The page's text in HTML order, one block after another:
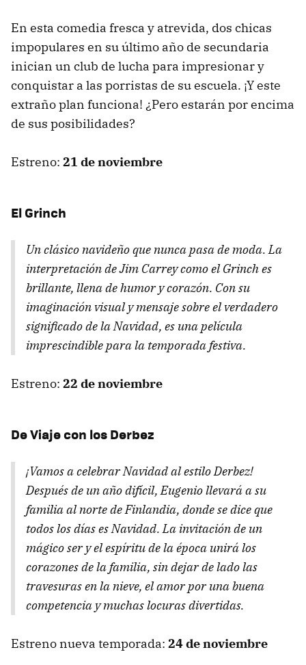
En esta comedia fresca y atrevida, dos chicas
impopulares en su último año de secundaria
inician un club de lucha para impresionar y
conquistar a las porristas de su escuela. ¡Y este
extraño plan funciona! ¿Pero estarán por encima
de sus posibilidades?
Estreno: 21 de noviembre
El Grinch
Un clásico navideño que nunca pasa de moda. La
interpretación de Jim Carrey como el Grinch es
brillante, llena de humor y corazón. Con su
imaginación visual y mensaje sobre el verdadero
significado de la Navidad, es una película
imprescindible para la temporada festiva.
Estreno: 22 de noviembre
De Viaje con los Derbez
¡Vamos a celebrar Navidad al estilo Derbez!
Después de un año difícil, Eugenio llevará a su
familia al norte de Finlandia, donde se dice que
todos los días es Navidad. La invitación de un
mágico ser y el espíritu de la época unirá los
corazones de la familia, sin dejar de lado las
travesuras en la nieve, el amor por una buena
competencia y muchas locuras divertidas.
Estreno nueva temporada: 24 de noviembre